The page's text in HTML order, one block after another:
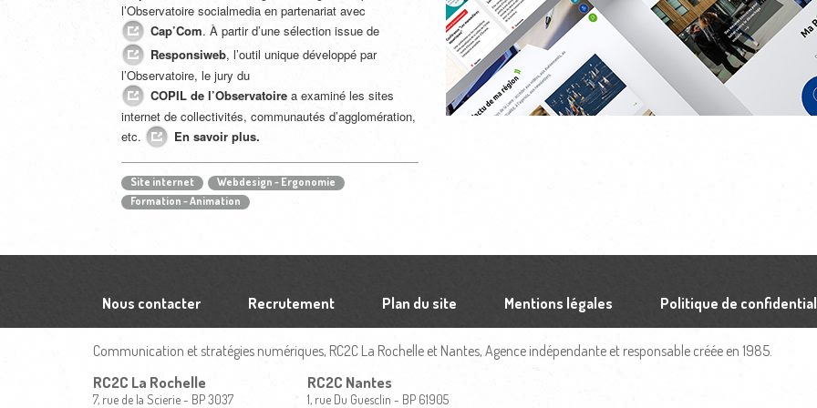
l’Observatoire socialmedia en partenariat avec
Cap’Com. À partir d’une sélection issue de
Responsiweb, l’outil unique développé par
l’Observatoire, le jury du
COPIL de l’Observatoirea examiné les sites
internet de collectivités, communautés d’agglomération,
etc.
En savoir plus.
Site internet
Webdesign - Ergonomie
Formation - Animation
Nous contacter Recrutement Plan du site Mentions légales Politique de
Communication et stratégies numériques, RC2C La Rochelle et Nantes, Agence indépendante et responsable créée en 1985.
RC2C La Rochelle
7, rue de la Scierie - BP 3037
RC2C Nantes
1, rue Du Guesclin - BP 61905